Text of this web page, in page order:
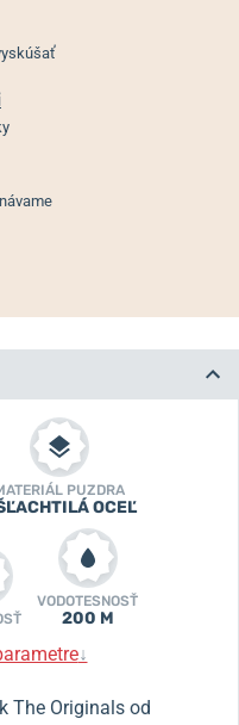
PUZDRA
OCEĽ
VODOTESNOSŤ
200 M
↓
The Originals od